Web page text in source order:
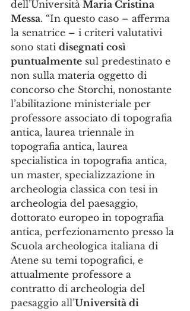
dell’Università Maria Cristina
Messa. “In questo caso – afferma
la senatrice – i criteri valutativi
sono stati disegnati così
puntualmente sul predestinato e
non sulla materia oggetto di
concorso che Storchi, nonostante
l’abilitazione ministeriale per
professore associato di topografia
antica, laurea triennale in
topografia antica, laurea
specialistica in topografia antica,
un master, specializzazione in
archeologia classica con tesi in
archeologia del paesaggio,
dottorato europeo in topografia
antica, perfezionamento presso la
Scuola archeologica italiana di
Atene su temi topografici, e
attualmente professore a
contratto di archeologia del
paesaggio all’Università di